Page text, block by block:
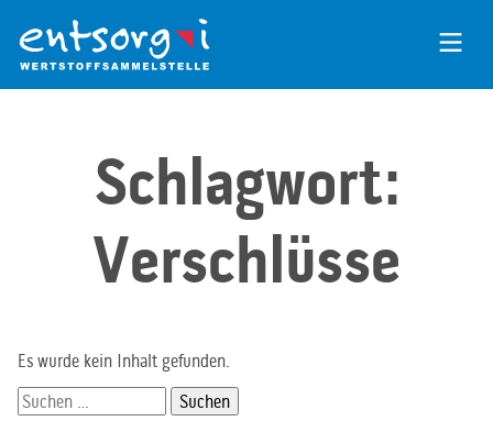
Inhalt
der
Seite
Schlagwort:
Verschlüsse
Es wurde kein Inhalt gefunden.
Suchen